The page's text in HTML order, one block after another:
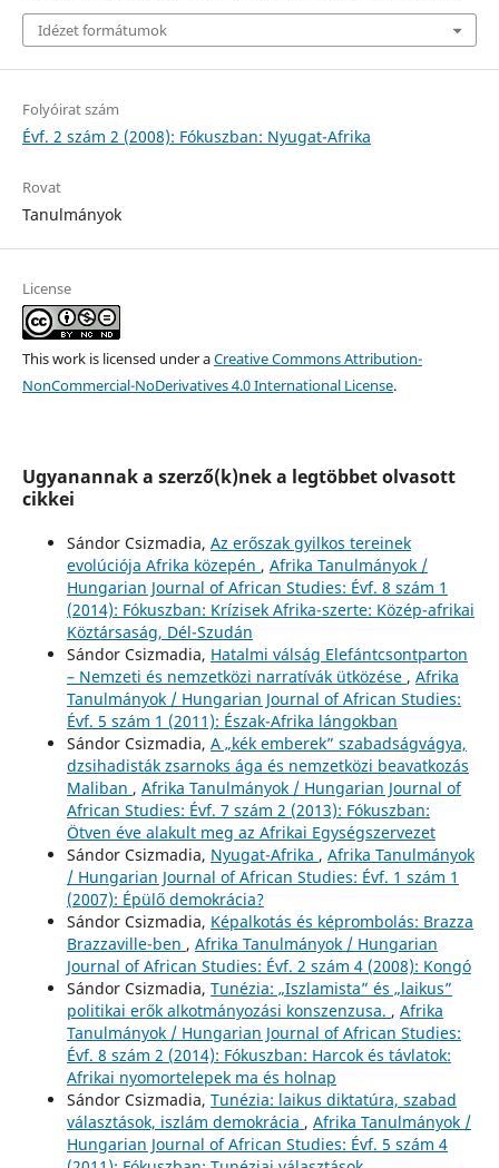
Idézet formátumok
Folyóirat szám
Évf. 2 szám 2 (2008): Fókuszban: Nyugat-Afrika
Rovat
Tanulmányok
License
This work is licensed under aCreative Commons Attribution-
NonCommercial-NoDerivatives 4.0 International License.
Ugyanannak a szerző(k)nek a legtöbbet olvasott
cikkei
Sándor Csizmadia, Az erőszak gyilkos tereinek
evolúciója Afrika közepén , Afrika Tanulmányok /
Hungarian Journal of African Studies: Évf. 8 szám 1
(2014): Fókuszban: Krízisek Afrika-szerte: Közép-afrikai
Köztársaság, Dél-Szudán
Sándor Csizmadia, Hatalmi válság Elefántcsontparton
– Nemzeti és nemzetközi narratívák ütközése , Afrika
Tanulmányok / Hungarian Journal of African Studies:
Évf. 5 szám 1 (2011): Észak-Afrika lángokban
Sándor Csizmadia, A „kék emberek” szabadságvágya,
dzsihadisták zsarnoks ága és nemzetközi beavatkozás
Maliban , Afrika Tanulmányok / Hungarian Journal of
African Studies: Évf. 7 szám 2 (2013): Fókuszban:
Ötven éve alakult meg az Afrikai Egységszervezet
Sándor Csizmadia, Nyugat-Afrika , Afrika Tanulmányok
/ Hungarian Journal of African Studies: Évf. 1 szám 1
(2007): Épülő demokrácia?
Sándor Csizmadia, Képalkotás és képrombolás: Brazza
Brazzaville-ben , Afrika Tanulmányok / Hungarian
Journal of African Studies: Évf. 2 szám 4 (2008): Kongó
Sándor Csizmadia, Tunézia: „Iszlamista” és „laikus”
politikai erők alkotmányozási konszenzusa. , Afrika
Tanulmányok / Hungarian Journal of African Studies:
Évf. 8 szám 2 (2014): Fókuszban: Harcok és távlatok:
Afrikai nyomortelepek ma és holnap
Sándor Csizmadia, Tunézia: laikus diktatúra, szabad
választások, iszlám demokrácia , Afrika Tanulmányok /
Hungarian Journal of African Studies: Évf. 5 szám 4